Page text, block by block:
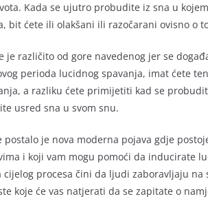
Kada se ujutro probudite iz sna u
bit ćete ili olakšani ili razočarani ovisno o
je različito od gore navedenog jer se
perioda lucidnog spavanja, imat ćete
a razliku ćete primijetiti kad se
usred sna u svom snu.
postalo je nova moderna pojava gdje
i koji vam mogu pomoći da inducirate
cijelog procesa čini da ljudi zaboravljaju
koje će vas natjerati da se zapitate o